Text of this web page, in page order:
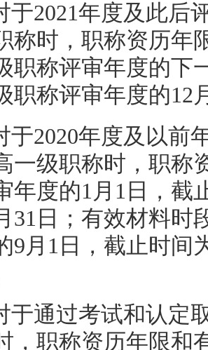
于2021年度及此
称时，职称资历年
职称评审年度的下
职称评审年度的12
于2020年度及以前
一级职称时，职称
年度的1月1日，截
31日；有效材料时
9月1日，截止时间
于通过考试和认定
，职称资历年限和